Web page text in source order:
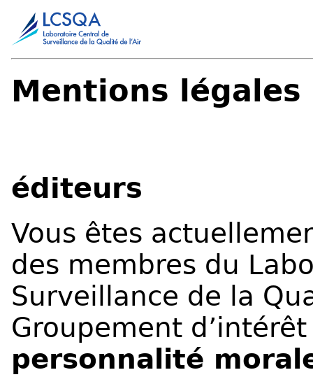
Mentions légales
éditeurs
Vous êtes
des membres du
Surveillance de la
Groupement
personnalité